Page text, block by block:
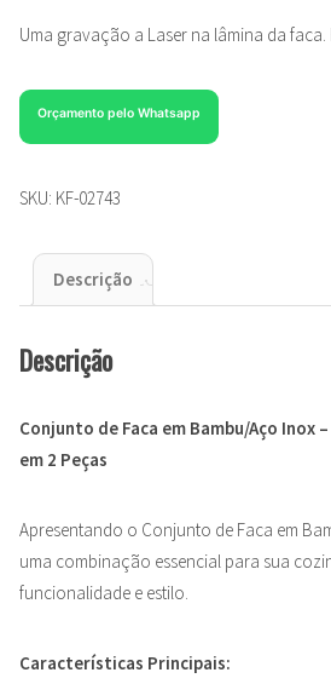
Uma gravação a Laser na lâmina da faca.
Orçamento pelo Whatsapp
SKU: KF-02743
Descrição
Descrição
Conjunto de Faca em Bambu/Aço Inox
em 2 Peças
Apresentando o Conjunto de Faca em
uma combinação essencial para sua
funcionalidade e estilo.
Características Principais: